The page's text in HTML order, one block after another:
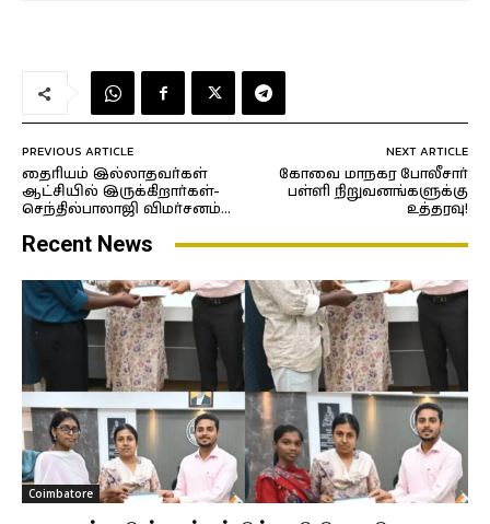
PREVIOUS ARTICLE
தைரியம் இல்லாதவர்கள்
ஆட்சியில் இருக்கிறார்கள்-
செந்தில்பாலாஜி விமர்சனம்…
NEXT ARTICLE
கோவை மாநகர போலீசார்
பள்ளி நிறுவனங்களுக்கு
உத்தரவு!
Recent News
Coimbatore